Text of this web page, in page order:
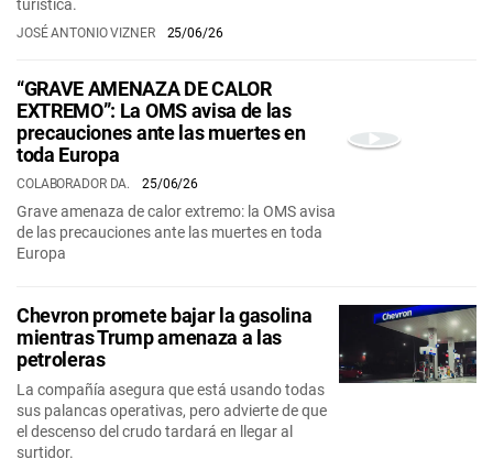
turística.
JOSÉ ANTONIO VIZNER 25/06/26
“GRAVE AMENAZA DE CALOR
EXTREMO”: La OMS avisa de las
precauciones ante las muertes en
toda Europa
COLABORADOR DA. 25/06/26
Grave amenaza de calor extremo: la OMS avisa
de las precauciones ante las muertes en toda
Europa
Chevron promete bajar la gasolina
mientras Trump amenaza a las
petroleras
La compañía asegura que está usando todas
sus palancas operativas, pero advierte de que
el descenso del crudo tardará en llegar al
surtidor.